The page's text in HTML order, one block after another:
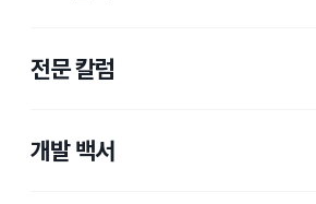
전문 칼럼
개발 백서